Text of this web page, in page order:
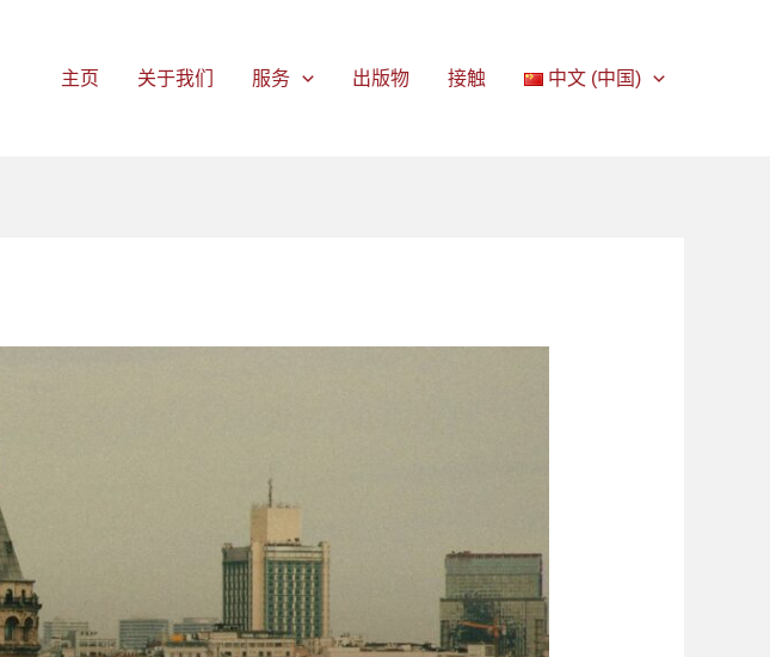
主页 关于我们 服务 出版物 接触 中文 (中国)